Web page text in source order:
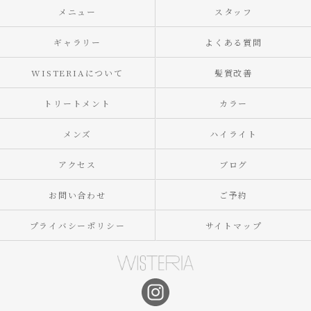
メニュー スタッフ
ギャラリー よくある質問
WISTERIAについて 髪質改善
トリートメント カラー
メンズ ハイライト
アクセス ブログ
お問い合わせ ご予約
プライバシーポリシー サイトマップ